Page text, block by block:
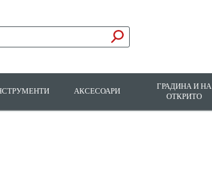
АКСЕСОАРИ
ГРАДИНА И НА
ОТКРИТО